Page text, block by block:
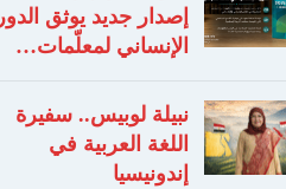
إصدار جديد يوثق الدور
الإنساني لمعلّمات…
نبيلة لوبيس.. سفيرة
اللغة العربية في
إندونيسيا